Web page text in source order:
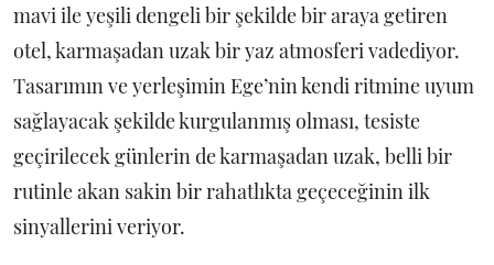
mavi ile yeşili dengeli bir şekilde bir araya getiren
otel, karmaşadan uzak bir yaz atmosferi vadediyor.
Tasarımın ve yerleşimin Ege’nin kendi ritmine uyum
sağlayacak şekilde kurgulanmış olması, tesiste
geçirilecek günlerin de karmaşadan uzak, belli bir
rutinle akan sakin bir rahatlıkta geçeceğinin ilk
sinyallerini veriyor.